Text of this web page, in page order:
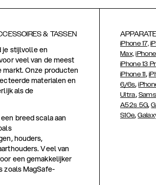
& TASSEN
je stijlvolle en
veel van de meest
Onze producten
materialen en
als de
breed scala aan
houders,
Veel van
een gemakkelijker
zoals MagSafe-
iPhone 17,
Max,
iPhone 13
iPhone 11,
6/6s,
Ultra,
A52s 5G,
S10e,